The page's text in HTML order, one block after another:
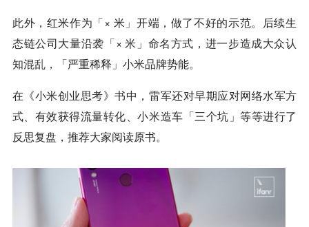
此外，红米作为「× 米」开端，做了不好的示范。后续生
态链公司大量沿袭「× 米」命名方式，进一步造成大众认
知混乱，「严重稀释」小米品牌势能。
在《小米创业思考》书中，雷军还对早期应对网络水军方
式、有效获得流量转化、小米造车「三个坑」等等进行了
反思复盘，推荐大家阅读原书。